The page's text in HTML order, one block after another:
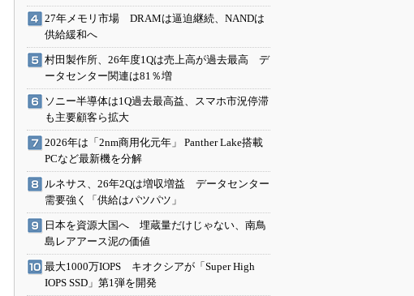
27年メモリ市場 DRAMは逼迫継続、NANDは
供給緩和へ
村田製作所、26年度1Qは売上高が過去最高 デ
ータセンター関連は81％増
ソニー半導体は1Q過去最高益、スマホ市況停滞
も主要顧客ら拡大
2026年は「2nm商用化元年」 Panther Lake搭載
PCなど最新機を分解
ルネサス、26年2Qは増収増益 データセンター
需要強く「供給はパツパツ」
日本を資源大国へ 埋蔵量だけじゃない、南鳥
島レアアース泥の価値
最大1000万IOPS キオクシアが「Super High
IOPS SSD」第1弾を開発